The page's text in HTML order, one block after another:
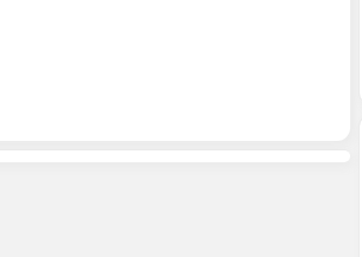
부는 기초생활수급자 사망 시 장례비 80만
: 800,000원 (정액 지원)신청 기한: 사망일
능..